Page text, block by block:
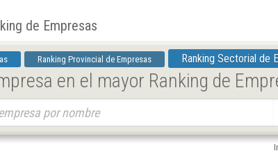
de Empresas
Ranking Provincial de Empresas Ranking Sectorial de
en el mayor Ranking de